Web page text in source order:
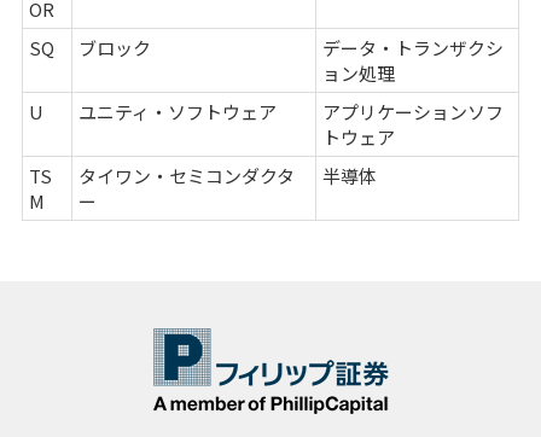
OR
SQ ブロック
データ・トランザクシ
ョン処理
U
ユニティ・ソフトウェア
アプリケーションソフ
トウェア
TS
M
タイワン・セミコンダクタ
ー
半導体